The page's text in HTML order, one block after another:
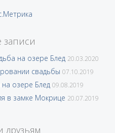
записи
на озере Блед 20.03.2020
свадьбы 07.10.2019
озере Блед 09.08.2019
в замке Мокрице 20.07.2019
друзьям